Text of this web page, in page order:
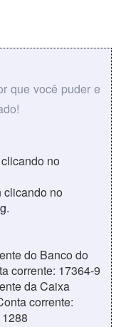
que você puder e
no
clicando no
.
do Banco do
corrente: 17364-9
da Caixa
corrente: